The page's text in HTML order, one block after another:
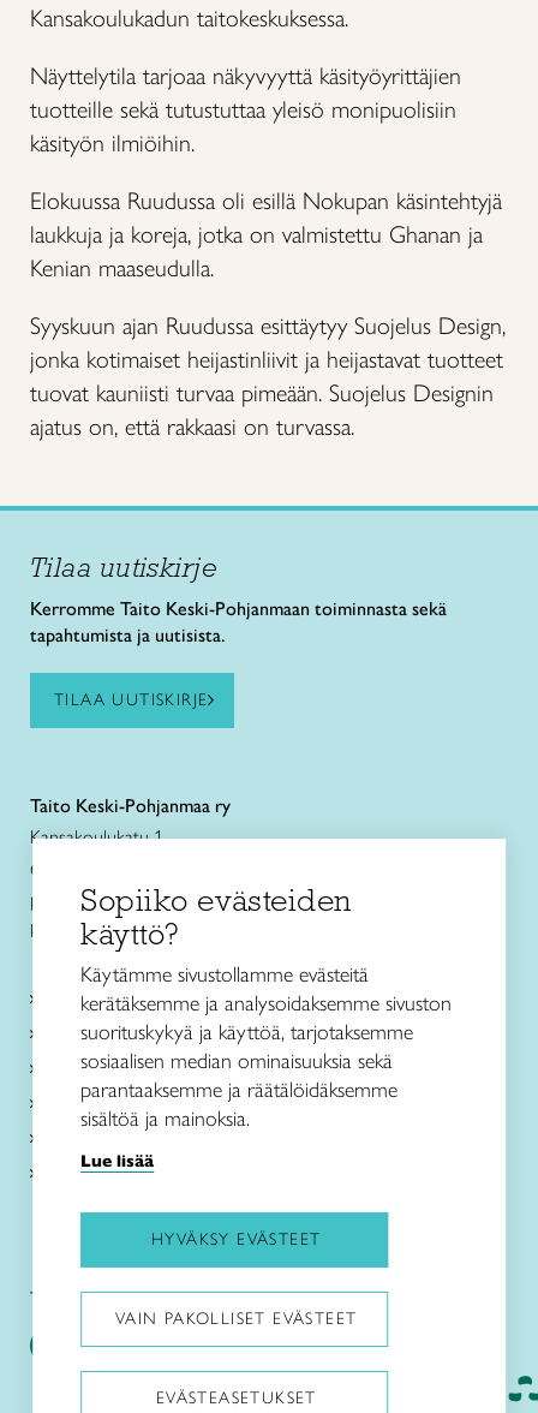
Kansakoulukadun taitokeskuksessa.
Näyttelytila tarjoaa näkyvyyttä käsityöyrittäjien
tuotteille sekä tutustuttaa yleisö monipuolisiin
käsityön ilmiöihin.
Elokuussa Ruudussa oli esillä Nokupan käsintehtyjä
laukkuja ja koreja, jotka on valmistettu Ghanan ja
Kenian maaseudulla.
Syyskuun ajan Ruudussa esittäytyy Suojelus Design,
jonka kotimaiset heijastinliivit ja heijastavat tuotteet
tuovat kauniisti turvaa pimeään. Suojelus Designin
ajatus on, että rakkaasi on turvassa.
Tilaa uutiskirje
Kerromme Taito Keski-Pohjanmaan toiminnasta sekä
tapahtumista ja uutisista.
TILAA UUTISKIRJE
Taito Keski-Pohjanmaa ry
Kansakoulukatu 1
67100 Kokkola
puh. +358 44 3363500
kokkola@taitokeskipohjanmaa.fi
Kurssit ja leirit
Koulutus ja muu toiminta
Ajankohtaista
Toimipaikat
Verkkokauppa
Taito Keski-Pohjanmaa:
Sopiiko evästeiden
käyttö?
Käytämme sivustollamme evästeitä
kerätäksemme ja analysoidaksemme sivuston
suorituskykyä ja käyttöä, tarjotaksemme
sosiaalisen median ominaisuuksia sekä
parantaaksemme ja räätälöidäksemme
sisältöä ja mainoksia.
Lue lisää
HYVÄKSY EVÄSTEET
VAIN PAKOLLISET EVÄSTEET
EVÄSTEASETUKSET